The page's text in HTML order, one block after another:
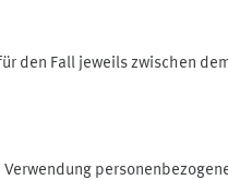
den Fall jeweils zwischen